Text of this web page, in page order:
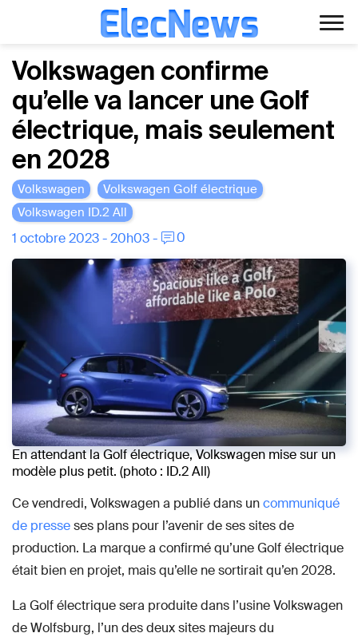
Aller
contenu
ElecNews
Voiture électrique
Voiture autonome
Finance
Écologie
Fiches techniques
Volkswagen confirme
qu’elle va lancer une Golf
électrique, mais seulement
en 2028
Volkswagen
Volkswagen Golf électrique
Volkswagen ID.2 All
1 octobre 2023 - 20h03 - 0
En attendant la Golf électrique, Volkswagen mise sur un
modèle plus petit. (photo : ID.2 All)
Ce vendredi, Volkswagen a publié dans uncommuniqué
de presseses plans pour l’avenir de ses sites de
production. La marque a confirmé qu’une Golf électrique
était bien en projet, mais qu’elle ne sortirait qu’en 2028.
La Golf électrique sera produite dans l’usine Volkswagen
de Wolfsburg, l’un des deux sites majeurs du